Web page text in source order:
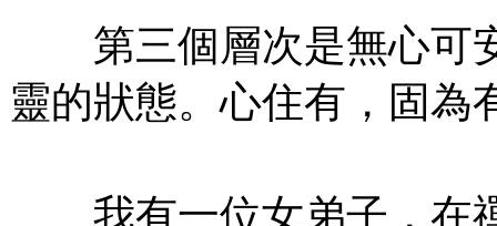
第三個層次是無心可
靈的狀態。心住有，固為
我有一位女弟子，在